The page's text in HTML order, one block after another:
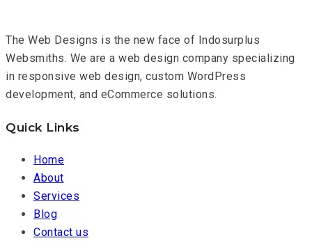
The Web Designs is the new face of Indosurplus
Websmiths. We are a web design company specializing
in responsive web design, custom WordPress
development, and eCommerce solutions.
Quick Links
Home
About
Services
Blog
Contact us